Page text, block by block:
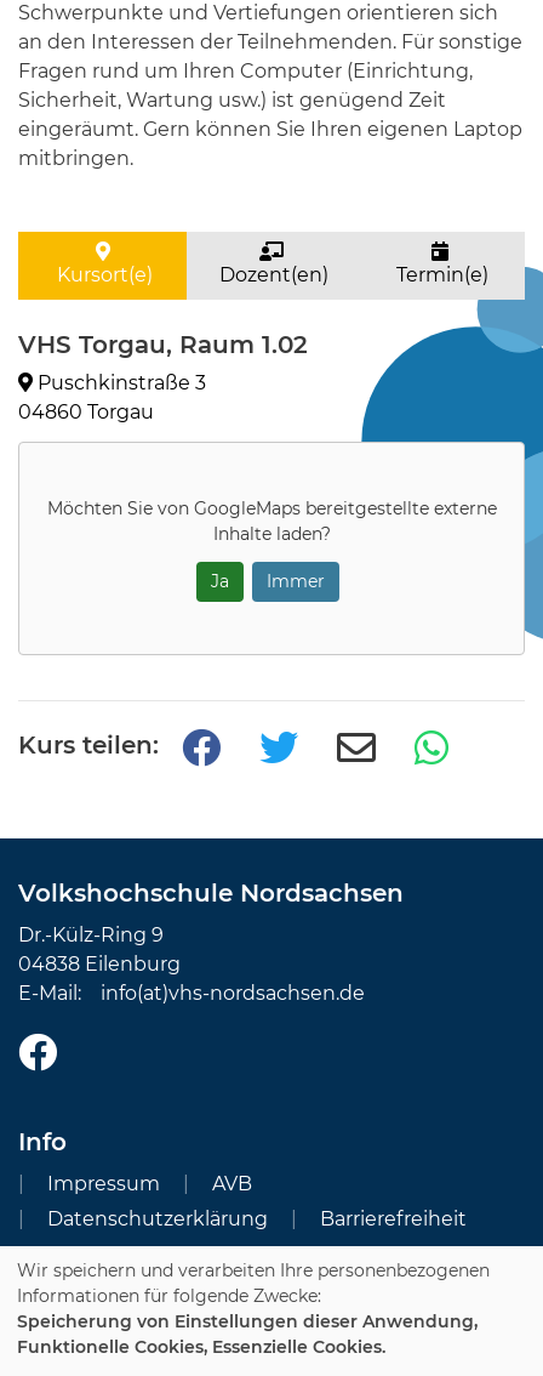
Schwerpunkte und Vertiefungen orientieren sich
an den Interessen der Teilnehmenden. Für sonstige
Fragen rund um Ihren Computer (Einrichtung,
Sicherheit, Wartung usw.) ist genügend Zeit
eingeräumt. Gern können Sie Ihren eigenen Laptop
mitbringen.
Kursort(e) Dozent(en) Termin(e)
VHS Torgau, Raum 1.02
Puschkinstraße 3
04860 Torgau
Möchten Sie von GoogleMapsbereitgestellte externe
Inhalte laden?
Ja Immer
Kurs teilen:
Volkshochschule Nordsachsen
Dr.-Külz-Ring 9
04838 Eilenburg
E-Mail: info(at)vhs-nordsachsen.de
Info
Impressum
AVB
Datenschutzerklärung
Barrierefreiheit
Cookie Einstellungen
Dozenten-Login
Wir speichern und verarbeiten Ihre personenbezogenen
Informationen für folgende Zwecke:
Speicherung von Einstellungen dieser Anwendung,
Funktionelle Cookies, Essenzielle Cookies.